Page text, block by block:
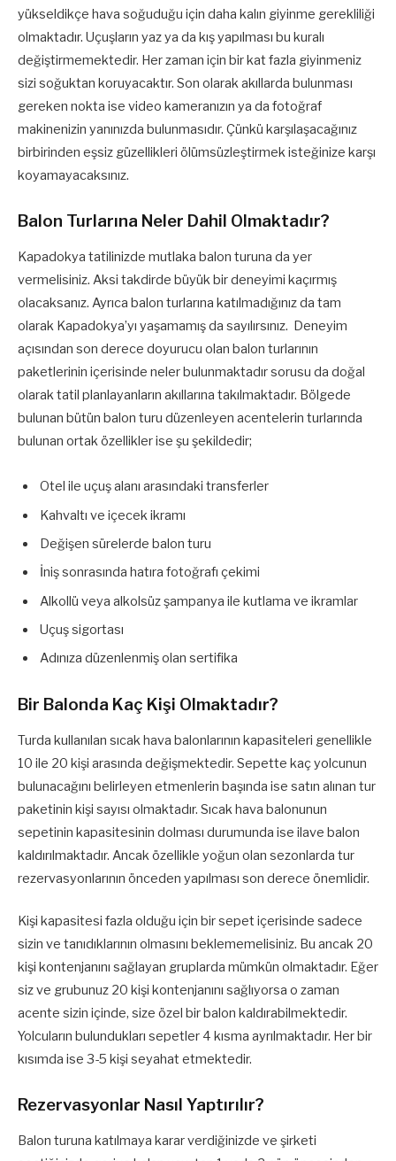
yükseldikçe hava soğuduğu için daha kalın giyinme gerekliliği
olmaktadır. Uçuşların yaz ya da kış yapılması bu kuralı
değiştirmemektedir. Her zaman için bir kat fazla giyinmeniz
sizi soğuktan koruyacaktır. Son olarak akıllarda bulunması
gereken nokta ise video kameranızın ya da fotoğraf
makinenizin yanınızda bulunmasıdır. Çünkü karşılaşacağınız
birbirinden eşsiz güzellikleri ölümsüzleştirmek isteğinize karşı
koyamayacaksınız.
Balon Turlarına Neler Dahil Olmaktadır?
Kapadokya tatilinizde mutlaka balon turuna da yer
vermelisiniz. Aksi takdirde büyük bir deneyimi kaçırmış
olacaksanız. Ayrıca balon turlarına katılmadığınız da tam
olarak Kapadokya’yı yaşamamış da sayılırsınız. Deneyim
açısından son derece doyurucu olan balon turlarının
paketlerinin içerisinde neler bulunmaktadır sorusu da doğal
olarak tatil planlayanların akıllarına takılmaktadır. Bölgede
bulunan bütün balon turu düzenleyen acentelerin turlarında
bulunan ortak özellikler ise şu şekildedir;
Otel ile uçuş alanı arasındaki transferler
Kahvaltı ve içecek ikramı
Değişen sürelerde balon turu
İniş sonrasında hatıra fotoğrafı çekimi
Alkollü veya alkolsüz şampanya ile kutlama ve ikramlar
Uçuş sigortası
Adınıza düzenlenmiş olan sertifika
Bir Balonda Kaç Kişi Olmaktadır?
Turda kullanılan sıcak hava balonlarının kapasiteleri genellikle
10 ile 20 kişi arasında değişmektedir. Sepette kaç yolcunun
bulunacağını belirleyen etmenlerin başında ise satın alınan tur
paketinin kişi sayısı olmaktadır. Sıcak hava balonunun
sepetinin kapasitesinin dolması durumunda ise ilave balon
kaldırılmaktadır. Ancak özellikle yoğun olan sezonlarda tur
rezervasyonlarının önceden yapılması son derece önemlidir.
Kişi kapasitesi fazla olduğu için bir sepet içerisinde sadece
sizin ve tanıdıklarının olmasını beklememelisiniz. Bu ancak 20
kişi kontenjanını sağlayan gruplarda mümkün olmaktadır. Eğer
siz ve grubunuz 20 kişi kontenjanını sağlıyorsa o zaman
acente sizin içinde, size özel bir balon kaldırabilmektedir.
Yolcuların bulundukları sepetler 4 kısma ayrılmaktadır. Her bir
kısımda ise 3-5 kişi seyahat etmektedir.
Rezervasyonlar Nasıl Yaptırılır?
Balon turuna katılmaya karar verdiğinizde ve şirketi